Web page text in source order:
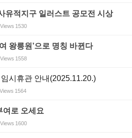
유적지구 일러스트 공모전 시상
Views 1530
왕릉원’으로 명칭 바뀐다
Views 1558
시휴관 안내(2025.11.20.)
Views 1564
여로 오세요
Views 1600